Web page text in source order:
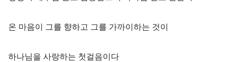
온 마음이 그를 향하고 그를 가까이하는 것이
하나님을 사랑하는 첫걸음이다